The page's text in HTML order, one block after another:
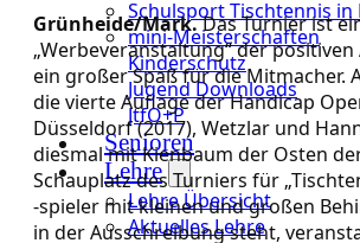
Schulsport Tischtennis in
mini-Meisterschaften
Kinderschutz
Jugend Downloads
JtfO+P
Senioren
Lehre
Lehre Übersicht
Aktuelles Lehre
Grünheide/Mark.Das Turnier ist
„Werbeveranstaltung“ der
ein großer Spaß für die Mitmacher.
die vierte Auflage der Handicap
Düsseldorf (2017), Wetzlar und
diesmal mit Kienbaum der Osten
Schauplatz des Turniers für
-spieler mit kleinen und großen
in der Ausschreibung steht,